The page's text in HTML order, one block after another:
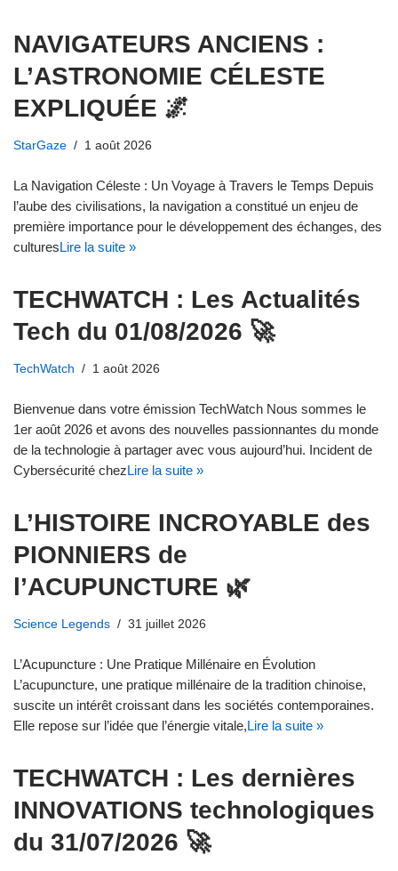
NAVIGATEURS ANCIENS :
L’ASTRONOMIE CÉLESTE
EXPLIQUÉE 🌌
StarGaze 1 août 2026
La Navigation Céleste : Un Voyage à Travers le Temps Depuis
l’aube des civilisations, la navigation a constitué un enjeu de
première importance pour le développement des échanges, des
culturesLire la suite »
TECHWATCH : Les Actualités
Tech du 01/08/2026 🚀
TechWatch 1 août 2026
Bienvenue dans votre émission TechWatch Nous sommes le
1er août 2026 et avons des nouvelles passionnantes du monde
de la technologie à partager avec vous aujourd’hui. Incident de
Cybersécurité chezLire la suite »
L’HISTOIRE INCROYABLE des
PIONNIERS de
l’ACUPUNCTURE 🌿
Science Legends 31 juillet 2026
L’Acupuncture : Une Pratique Millénaire en Évolution
L’acupuncture, une pratique millénaire de la tradition chinoise,
suscite un intérêt croissant dans les sociétés contemporaines.
Elle repose sur l’idée que l’énergie vitale,Lire la suite »
TECHWATCH : Les dernières
INNOVATIONS technologiques
du 31/07/2026 🚀